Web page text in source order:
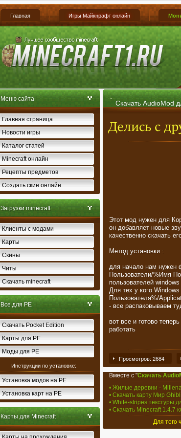
Главная Игры Майкнрафт онлайн
Меню сайта
Главная страница
Новости игры
Каталог статей
Minecraft онлайн
Рецепты предметов
Создать скин онлайн
Загрузки minecraft
Клиенты с модами
Карты
Скины
Читы
Скачать minecraft
Все для PE
Скачать Pocket Edition
Карты для PE
Моды для PE
Инструкции по установке:
Установка модов на PE
Установка карт на PE
Карты для Minecraft
Скачать AudioMod
Этот мод нужен для
он добавляет новые
качественно скачать
Метод установки :
для начало нам нужен
Пользователи/%Имя
пользователей windows
Для тех у кого
Пользователя%/
- все распаковываем
вот все и готово
работать
Просмотров: 2684
Вместе с "Скачать
• Жилые деревни -
• Скачать карту Мир
• White-stripes текстуры
• Скачать Minecraft 1.4.7
Для того